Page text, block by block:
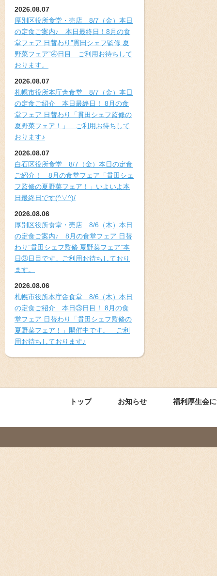
2026.08.07
厚別区役所食堂・売店 8/7（金）本日
の定食ご案内♪ 本日最終日！8月の食
堂フェア 日替わり”貫田シェフ監修 夏
野菜フェア”④日目 ご利用お待ちして
おります。
2026.08.07
札幌市役所本庁舎食堂 8/7（金）本日
の定食ご紹介 本日最終日！ 8月の食
堂フェア 日替わり「貫田シェフ監修の
夏野菜フェア！」 ご利用お待ちして
おります♪
2026.08.07
白石区役所食堂 8/7（金）本日の定食
ご紹介！ 8月の食堂フェア「貫田シェ
フ監修の夏野菜フェア！」いよいよ本
日最終日です(^▽^)/
2026.08.06
厚別区役所食堂・売店 8/6（木）本日
の定食ご案内♪ 8月の食堂フェア 日替
わり”貫田シェフ監修 夏野菜フェア”本
日③日目です。ご利用お待ちしており
ます。
2026.08.06
札幌市役所本庁舎食堂 8/6（木）本日
の定食ご紹介 本日③日目！ 8月の食
堂フェア 日替わり「貫田シェフ監修の
夏野菜フェア！」開催中です。 ご利
用お待ちしております♪
トップ お知らせ 福利厚生会